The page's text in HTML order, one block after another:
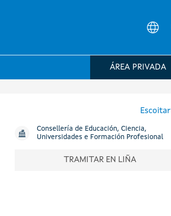
ÁREA PRIVADA
Escoitar
Consellería de Educación, Ciencia,
Universidades e Formación Profesional
TRAMITAR EN LIÑA